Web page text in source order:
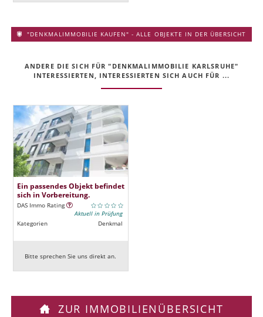
"DENKMALIMMOBILIE KAUFEN" - ALLE OBJEKTE IN DER ÜBERSICHT
ANDERE DIE SICH FÜR "DENKMALIMMOBILIE KARLSRUHE"
INTERESSIERTEN, INTERESSIERTEN SICH AUCH FÜR ...
Ein passendes Objekt befindet
sich in Vorbereitung.
DAS Immo Rating
Aktuell in Prüfung
Kategorien
Denkmal
Bitte sprechen Sie uns direkt an.
ZUR IMMOBILIENÜBERSICHT